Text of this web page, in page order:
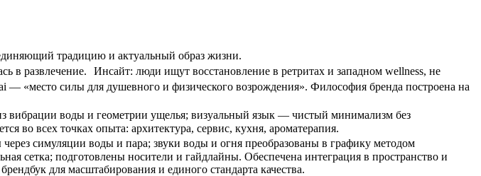
традицию и актуальный образ жизни.
в развлечение. Инсайт: люди ищут восстановление в ретритах и западном wellness, не
«место силы для душевного и физического возрождения». Философия бренда построена на
вибрации воды и геометрии ущелья; визуальный язык — чистый минимализм без
во всех точках опыта: архитектура, сервис, кухня, ароматерапия.
симуляции воды и пара; звуки воды и огня преобразованы в графику методом
сетка; подготовлены носители и гайдлайны. Обеспечена интеграция в пространство и
для масштабирования и единого стандарта качества.